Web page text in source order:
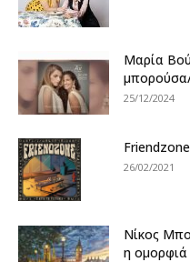
Μαρία
25/12/2024
26/02/2021
Νίκος
η